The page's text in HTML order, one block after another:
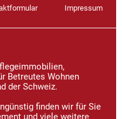
Impressum
Betreutes Wohnen
der Schweiz.
finden wir für Sie